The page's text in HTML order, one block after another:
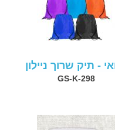
- תיק שרוך ניילון
GS-K-298